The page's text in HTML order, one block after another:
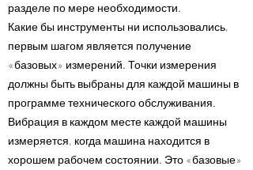
разделе по мере необходимости.
Какие бы инструменты ни использовались,
первым шагом является получение
«базовых» измерений. Точки измерения
должны быть выбраны для каждой машины в
программе технического обслуживания.
Вибрация в каждом месте каждой машины
измеряется, когда машина находится в
хорошем рабочем состоянии. Это «базовые»